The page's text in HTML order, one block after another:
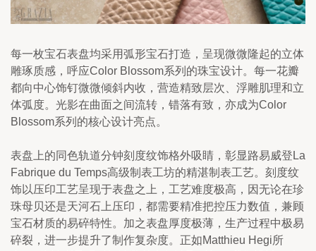
每一枚宝石表盘均采用弧形宝石打造，呈现微微隆起的立体
雕琢质感，呼应Color Blossom系列的珠宝设计。每一花瓣
都向中心饰钉微微倾斜内收，营造精致层次、浮雕肌理和立
体弧度。光影在曲面之间流转，错落有致，亦成为Color
Blossom系列的核心设计亮点。
表盘上的同色轨道分钟刻度纹饰格外吸睛，彰显路易威登La
Fabrique du Temps高级制表工坊的精湛制表工艺。刻度纹
饰以压印工艺呈现于表盘之上，工艺难度极高，因无论在珍
珠母贝还是天河石上压印，都需要精准把控压力数值，兼顾
宝石材质的易碎特性。加之表盘厚度极薄，生产过程中极易
碎裂，进一步提升了制作复杂度。正如Matthieu Hegi所